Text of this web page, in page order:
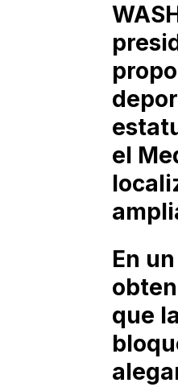
el
En
que